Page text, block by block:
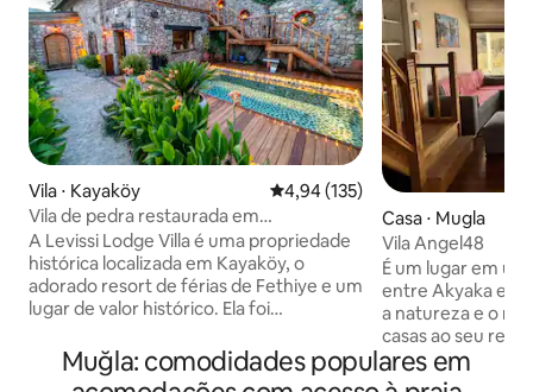
Vila ⋅ Kayaköy 4,94 de uma avaliação média de
4,94 (135)
Vila de pedra restaurada em
Fethiye/Kayaköy
A Levissi Lodge Villa é uma propriedade
histórica localizada em Kayaköy, o
adorado resort de férias de Fethiye e um
lugar de valor histórico. Ela foi
İnşaat, preservando seu caráter
histórico e sua arquitetura. Com sua
Casa ⋅ Mugla
Vila Angel48
É um lugar em
entre Akyaka e
a natureza e o
casas ao seu
para ler um livro.
com o canto dos
Muğla: comodidades populares em